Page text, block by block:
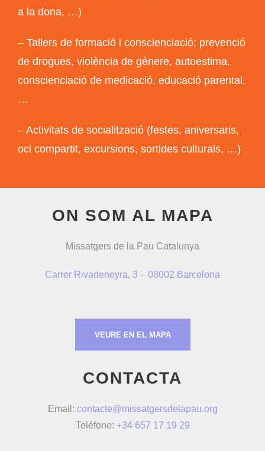
a la dona, …)
– Tallers de formació i conscienciació: prevenció
de drogues, violència de gènere, autoestima,
conscienciació de medicació, educació parental,
…
– Activitats de socialització (festes, aniversaris,
oci compartit, excursions, sortides culturals, …)
ON SOM AL MAPA
Missatgers de la Pau Catalunya
Carrer Rivadeneyra, 3 – 08002 Barcelona
VEURE EN EL MAPA
CONTACTA
Email: contacte@missatgersdelapau.org
Teléfono: +34 657 17 19 29